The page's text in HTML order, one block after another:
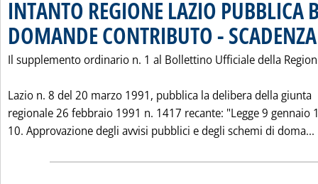
INTANTO REGIONE LAZIO PUBBLICA
DOMANDE CONTRIBUTO -
Il supplemento ordinario n. 1 al Bollettino Ufficiale della
Lazio n. 8 del 20 marzo 1991, pubblica la delibera della giunta
regionale 26 febbraio 1991 n. 1417 recante: "Legge 9 gennaio
10. Approvazione degli avvisi pubblici e degli schemi di doma...